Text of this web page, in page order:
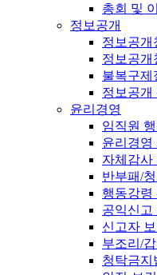
총회 및
정보공개
정보공개
정보공개
불복구제
정보공개
윤리경영
임직원
윤리경영
자체감사
반부패/
행동강령
공익신고
신고자
부조리/
청탁금지